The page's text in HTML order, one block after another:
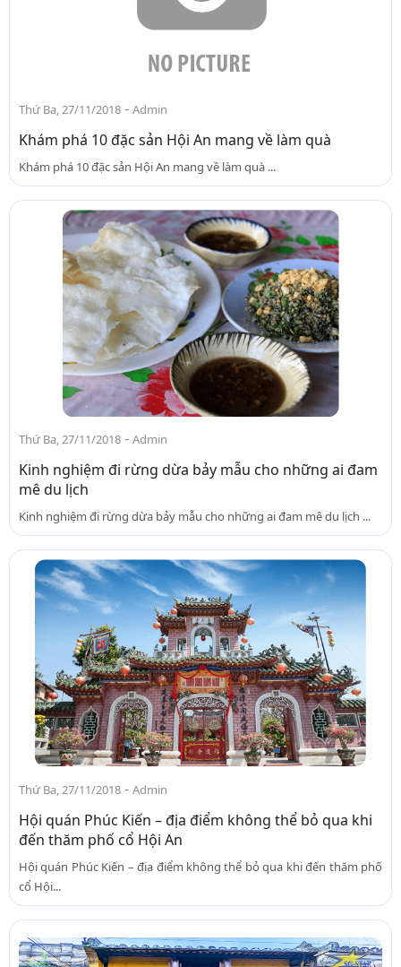
Thứ Ba, 27/11/2018 - Admin
Khám phá 10 đặc sản Hội An mang về làm quà
Khám phá 10 đặc sản Hội An mang về làm quà ...
Thứ Ba, 27/11/2018 - Admin
Kinh nghiệm đi rừng dừa bảy mẫu cho những ai đam
mê du lịch
Kinh nghiệm đi rừng dừa bảy mẫu cho những ai đam mê du lịch ...
Thứ Ba, 27/11/2018 - Admin
Hội quán Phúc Kiến – địa điểm không thể bỏ qua khi
đến thăm phố cổ Hội An
Hội quán Phúc Kiến – địa điểm không thể bỏ qua khi đến thăm phố
cổ Hội...